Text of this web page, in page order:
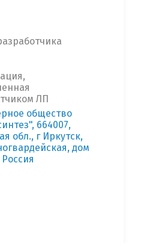
ЛП
общество
664007,
обл., г Иркутск,
дом